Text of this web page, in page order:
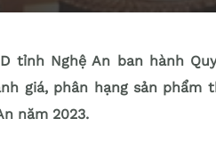
tỉnh Nghệ An ban hành
giá, phân hạng sản phẩm
năm 2023.